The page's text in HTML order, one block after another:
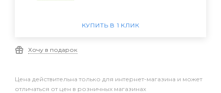
КУПИТЬ В 1 КЛИК
Хочу в подарок
Цена действительна только для интернет-магазина и может
отличаться от цен в розничных магазинах